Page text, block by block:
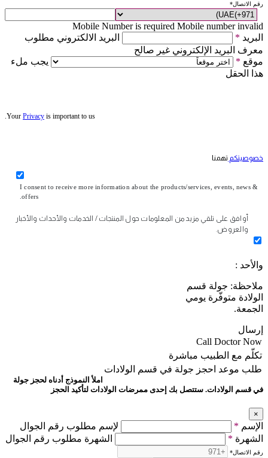
رقم الاتصال*
Mobile Number is required Mobile number invalid
البريد *
البريد الالكتروني مطلوب
معرف البريد الإلكتروني غير صالح
موقع *
يجب ملء
هذا الحقل
Your Privacy is important to us.
خصوصيتكم تهمنا
I consent to receive more information about the products/services, events, news &
offers.
أوافق على تلقي مزيد من المعلومات حول المنتجات / الخدمات والأحداث والأخبار
والعروض.
والأحد :
ملاحظة: جولة قسم
الولادة متوفّرة يومي
الجمعة.
إرسال
Call Doctor Now
تكلّم مع الطبيب مباشرة
طلب موعد احجز جولة في قسم الولادات
املأ النموذج أدناه لحجز جولة
في قسم الولادات. ستتصل بك إحدى ممرضات الولادات لتأكيد الحجز
×
الإسم *
لإسم مطلوب رقم الجوال
الشهرة * الشهرة مطلوب رقم الجوال
رقم الاتصال*